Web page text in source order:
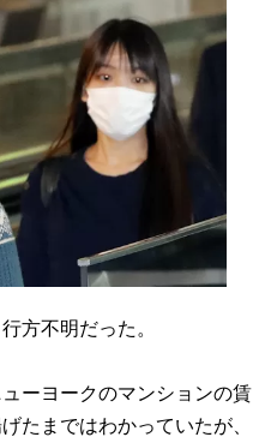
方不明だった。
ーヨークのマンションの賃
たまではわかっていたが、